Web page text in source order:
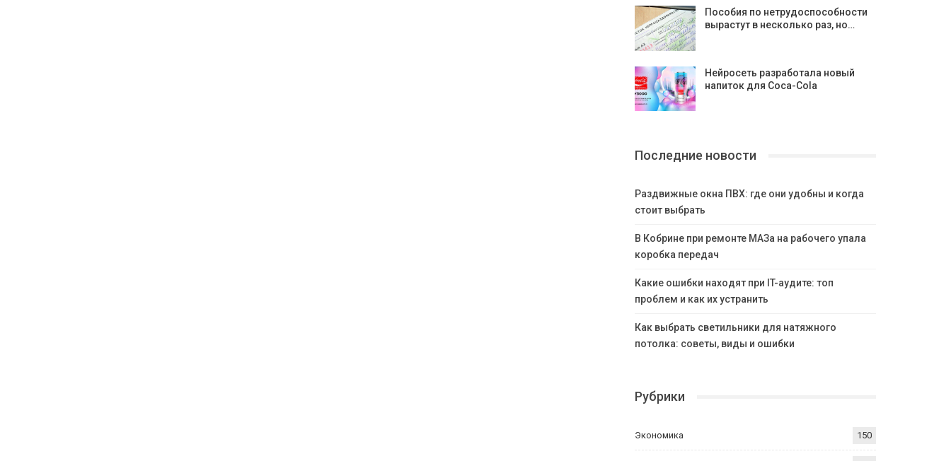
Пособия по нетрудоспособности
вырастут в несколько раз, но…
Нейросеть разработала новый
напиток для Coca-Cola
Последние новости
Раздвижные окна ПВХ: где они удобны и когда
стоит выбрать
В Кобрине при ремонте МАЗа на рабочего упала
коробка передач
Какие ошибки находят при IT-аудите: топ
проблем и как их устранить
Как выбрать светильники для натяжного
потолка: советы, виды и ошибки
Рубрики
Экономика 150